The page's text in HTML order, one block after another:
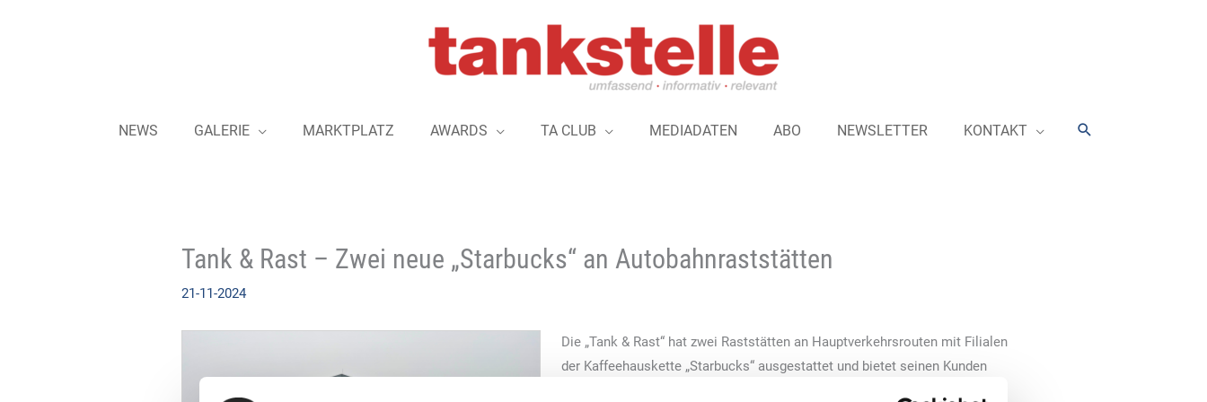
NEWS GALERIE MARKTPLATZ AWARDS TA CLUB MEDIADATEN ABO NEWSLETTER KONTAKT Suchen
Tank & Rast – Zwei neue „Starbucks“ an Autobahnraststätten
21-11-2024
Die „Tank & Rast“ hat zwei Raststätten an Hauptverkehrsrouten mit Filialen
der Kaffeehauskette „Starbucks“ ausgestattet und bietet seinen Kunden